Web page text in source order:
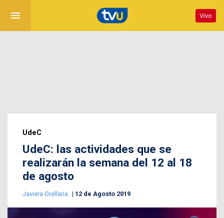
menu Vivo
UdeC
UdeC: las actividades que se
realizarán la semana del 12 al 18
de agosto
Javiera Orellana 12 de Agosto 2019